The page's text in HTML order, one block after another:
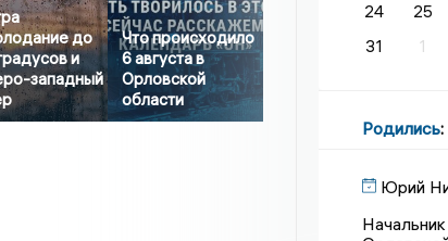
до
и
западный
Что происходило
6 августа в
Орловской
области
24
25
31
1
Родились:
Юрий